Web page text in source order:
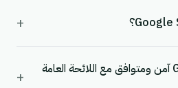
+
هل تكامل Google Sheet آمن ومتوافق مع اللائحة العامة
+